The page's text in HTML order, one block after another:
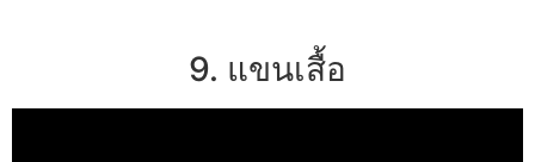
9. แขนเสื้อ